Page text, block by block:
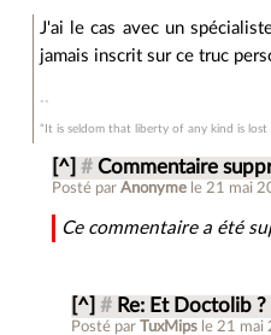
J'ai le cas avec un
jamais inscrit sur ce truc
“It is seldom that liberty of any kind is
[^] # Commentaire
Posté parAnonyme le 21 mai
Ce commentaire a été
[^] # Re: Et Doctolib ?
Posté parTuxMips le 21 mai